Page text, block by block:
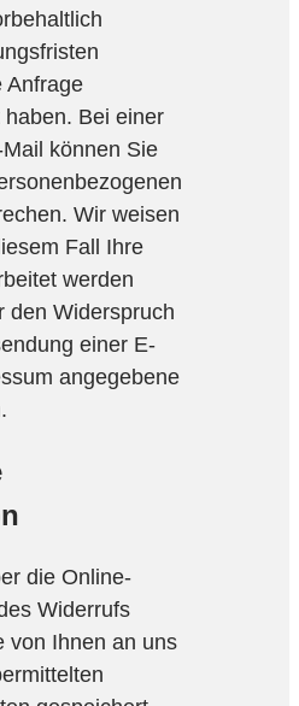
Anfrage
Bei einer
können Sie
Wir weisen
Fall Ihre
werden
den Widerspruch
einer E-
angegebene
die Online-
Widerrufs
von Ihnen an uns